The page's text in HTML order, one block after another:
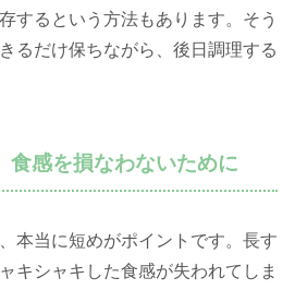
するという方法もあります。そう
るだけ保ちながら、後日調理する
食感を損なわないために
本当に短めがポイントです。長す
キシャキした食感が失われてしま